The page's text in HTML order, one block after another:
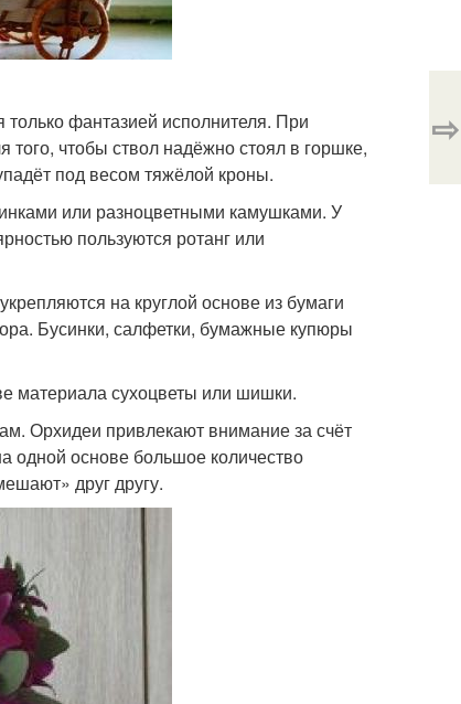
только фантазией исполнителя. При
чтобы ствол надёжно стоял в горшке,
под весом тяжёлой кроны.
или разноцветными камушками. У
пользуются ротанг или
на круглой основе из бумаги
Бусинки, салфетки, бумажные купюры
материала сухоцветы или шишки.
Орхидеи привлекают внимание за счёт
одной основе большое количество
друг другу.
⇨